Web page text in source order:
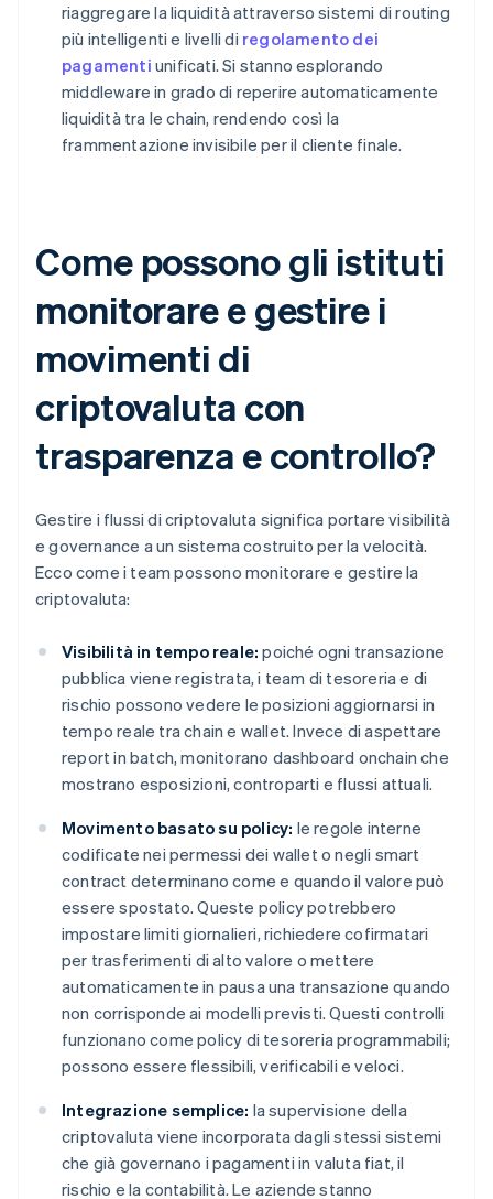
riaggregare la liquidità attraverso sistemi di routing
più intelligenti e livelli di regolamento dei
pagamenti unificati. Si stanno esplorando
middleware in grado di reperire automaticamente
liquidità tra le chain, rendendo così la
frammentazione invisibile per il cliente finale.
Come possono gli istituti
monitorare e gestire i
movimenti di
criptovaluta con
trasparenza e controllo?
Gestire i flussi di criptovaluta significa portare visibilità
e governance a un sistema costruito per la velocità.
Ecco come i team possono monitorare e gestire la
criptovaluta:
Visibilità in tempo reale: poiché ogni transazione
pubblica viene registrata, i team di tesoreria e di
rischio possono vedere le posizioni aggiornarsi in
tempo reale tra chain e wallet. Invece di aspettare
report in batch, monitorano dashboard onchain che
mostrano esposizioni, controparti e flussi attuali.
Movimento basato su policy: le regole interne
codificate nei permessi dei wallet o negli smart
contract determinano come e quando il valore può
essere spostato. Queste policy potrebbero
impostare limiti giornalieri, richiedere cofirmatari
per trasferimenti di alto valore o mettere
automaticamente in pausa una transazione quando
non corrisponde ai modelli previsti. Questi controlli
funzionano come policy di tesoreria programmabili;
possono essere flessibili, verificabili e veloci.
Integrazione semplice: la supervisione della
criptovaluta viene incorporata dagli stessi sistemi
che già governano i pagamenti in valuta fiat, il
rischio e la contabilità. Le aziende stanno